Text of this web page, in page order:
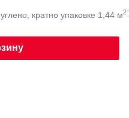
кратно упаковке 1,44 м2